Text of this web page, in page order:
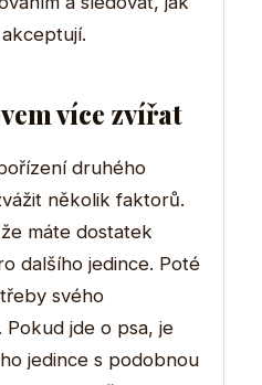
více zvířat
druhého
několik faktorů.
máte dostatek
dalšího jedince. Poté
svého
jde o psa, je
jedince s podobnou